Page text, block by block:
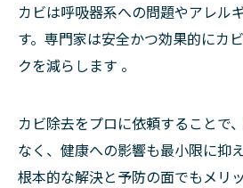
カビは呼吸器系への問題やアレル
す。専門家は安全かつ効果的にカ
クを減らします 。
カビ除去をプロに依頼することで
なく、健康への影響も最小限に抑
根本的な解決と予防の面でもメリ